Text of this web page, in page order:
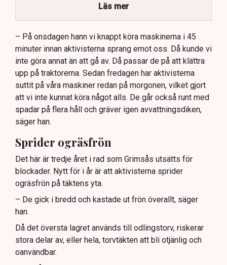
stort ekonomiskt sabotage.
Dialogpolisen på plats står maktlös inför
aktivisternas handlingar.
Frågor kvarstår om finansiering av illegal aktivism.
Läs mer
– På onsdagen hann vi knappt köra maskinerna i 45
minuter innan aktivisterna sprang emot oss. Då kunde vi
inte göra annat än att gå av. Då passar de på att klättra
upp på traktorerna. Sedan fredagen har aktivisterna
suttit på våra maskiner redan på morgonen, vilket gjort
att vi inte kunnat köra något alls. De går också runt med
spadar på flera håll och gräver igen avvattningsdiken,
säger han.
Sprider ogräsfrön
Det här är tredje året i rad som Grimsås utsätts för
blockader. Nytt för i år är att aktivisterna sprider
ogräsfrön på täktens yta.
– De gick i bredd och kastade ut frön överallt, säger
han.
Då det översta lagret används till odlingstorv, riskerar
stora delar av, eller hela, torvtäkten att bli otjänlig och
oanvändbar.